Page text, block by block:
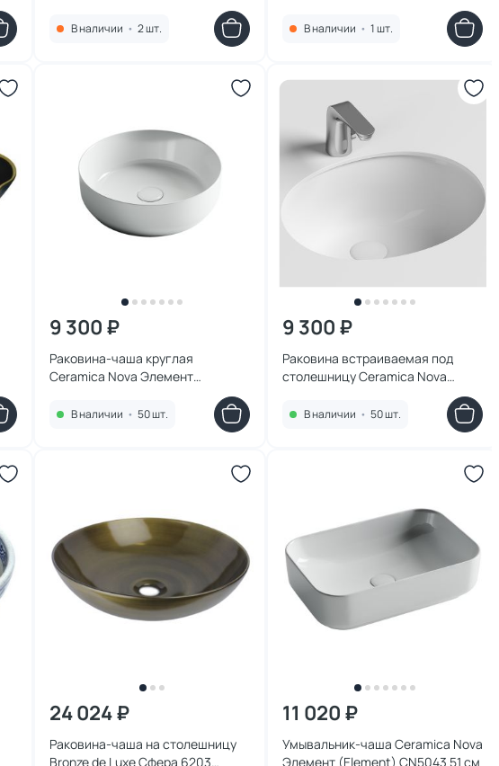
В наличии • 2 шт. В наличии • 1 шт.
9 300 ₽
Раковина-чаша круглая
Ceramica Nova Элемент
В наличии • 50 шт.
9 300 ₽
Раковина встраиваемая под
столешницу Ceramica Nova
Элемент (Element) CN6042 51
см. В наличии • 50 шт.
24 024 ₽
Раковина-чаша на столешницу
Bronze de Luxe Сфера 6203
11 020 ₽
Умывальник-чаша Ceramica Nova
Элемент (Element) CN5043 51 см